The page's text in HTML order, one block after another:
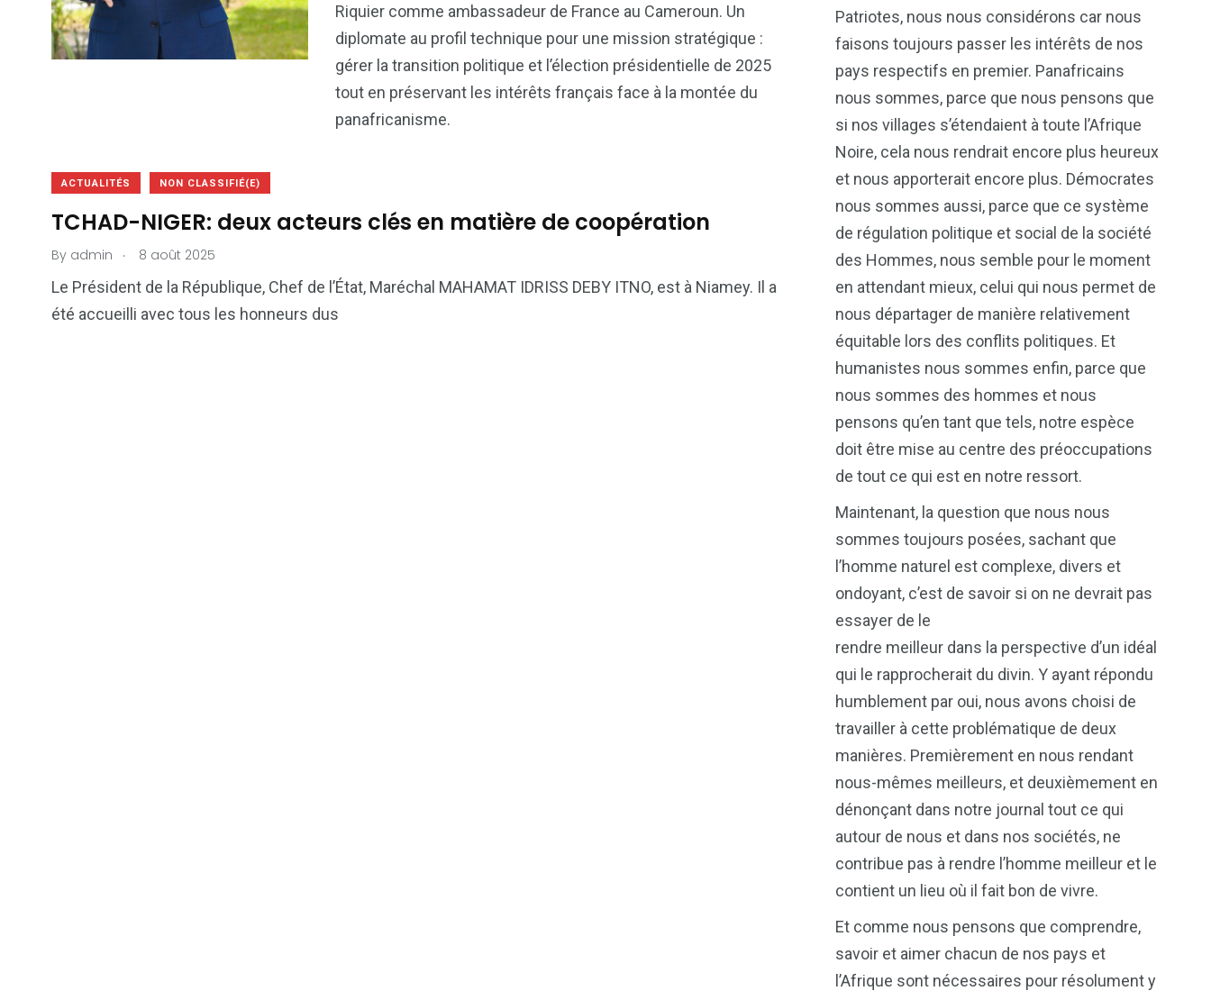
Riquier comme ambassadeur de France au Cameroun. Un
diplomate au profil technique pour une mission stratégique :
gérer la transition politique et l’élection présidentielle de 2025
tout en préservant les intérêts français face à la montée du
panafricanisme.
ACTUALITÉS NON CLASSIFIÉ(E)
TCHAD-NIGER: deux acteurs clés en matière de coopération
By admin . 8 août 2025
Le Président de la République, Chef de l’État, Maréchal MAHAMAT IDRISS DEBY ITNO, est à Niamey. Il a
été accueilli avec tous les honneurs dus
Patriotes, nous nous considérons car nous
faisons toujours passer les intérêts de nos
pays respectifs en premier. Panafricains
nous sommes, parce que nous pensons que
si nos villages s’étendaient à toute l’Afrique
Noire, cela nous rendrait encore plus heureux
et nous apporterait encore plus. Démocrates
nous sommes aussi, parce que ce système
de régulation politique et social de la société
des Hommes, nous semble pour le moment
en attendant mieux, celui qui nous permet de
nous départager de manière relativement
équitable lors des conflits politiques. Et
humanistes nous sommes enfin, parce que
nous sommes des hommes et nous
pensons qu’en tant que tels, notre espèce
doit être mise au centre des préoccupations
de tout ce qui est en notre ressort.
Maintenant, la question que nous nous
sommes toujours posées, sachant que
l’homme naturel est complexe, divers et
ondoyant, c’est de savoir si on ne devrait pas
essayer de le
rendre meilleur dans la perspective d’un idéal
qui le rapprocherait du divin. Y ayant répondu
humblement par oui, nous avons choisi de
travailler à cette problématique de deux
manières. Premièrement en nous rendant
nous-mêmes meilleurs, et deuxièmement en
dénonçant dans notre journal tout ce qui
autour de nous et dans nos sociétés, ne
contribue pas à rendre l’homme meilleur et le
contient un lieu où il fait bon de vivre.
Et comme nous pensons que comprendre,
savoir et aimer chacun de nos pays et
l’Afrique sont nécessaires pour résolument y